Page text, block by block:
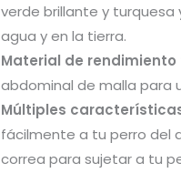
verde brillante y
agua y en la tierra.
Material de
abdominal de malla para
Múltiples
fácilmente a tu perro del
correa para sujetar a tu